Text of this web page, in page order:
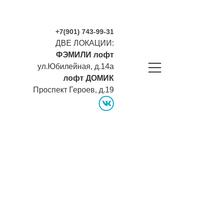
+7(901) 743-99-31
ДВЕ ЛОКАЦИИ:
ФЭМИЛИ лофт
ул.Юбилейная, д.14а
лофт ДОМИК
Проспект Героев, д.19
vk